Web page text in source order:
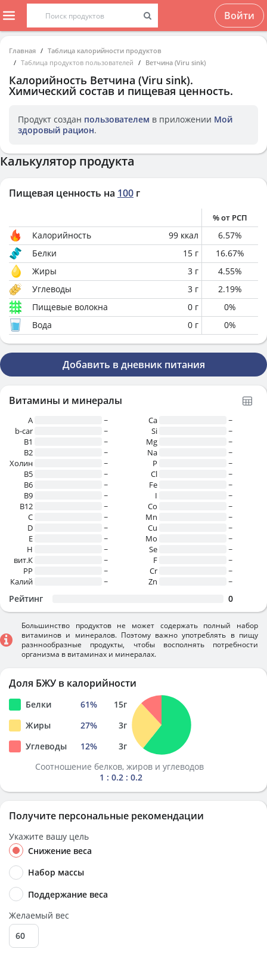
Войти
Главная
Таблица калорийности продуктов
Таблица продуктов пользователей
Ветчина (Viru sink)
Калорийность Ветчина (Viru sink).
Химический состав и пищевая ценность.
Продукт создан пользователем в приложении Мой
здоровый рацион.
Калькулятор продукта
Пищевая ценность на 100 г
% от РСП
Калорийность 99 ккал 6.57%
Белки
15 г 16.67%
Жиры
3 г 4.55%
Углеводы
3 г 2.19%
Пищевые волокна
0 г 0%
Вода
0 г 0%
Добавить в дневник питания
Витамины и минералы
A
~
b-car
~
В1
~
B2
~
Холин
~
B5
~
B6
~
B9
~
B12
~
C
~
D
~
E
~
H
~
вит.К
~
PP
~
Калий
~
Ca
~
Si
~
Mg
~
Na
~
P
~
Cl
~
Fe
~
I
~
Co
~
Mn
~
Cu
~
Mo
~
Se
~
F
~
Cr
~
Zn
~
Рейтинг 0
Большинство продуктов не может содержать полный набор
витаминов и минералов. Поэтому важно употреблять в пищу
разннообразные продукты, чтобы восполнять потребности
организма в витаминах и минералах.
Доля БЖУ в калорийности
Белки 61% 15г
Жиры
27% 3г
Углеводы
12% 3г
Соотношение белков, жиров и углеводов
1 : 0.2 : 0.2
Получите персональные рекомендации
Укажите вашу цель
Снижение веса
Набор массы
Поддержание веса
Желаемый вес